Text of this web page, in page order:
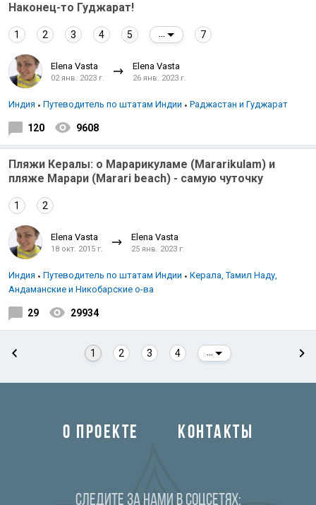
Наконец-то Гуджарат!
1 2 3 4 5 7
Elena Vasta
02 янв. 2023 г.
Elena Vasta
26 янв. 2023 г.
Индия Путеводитель по штатам Индии Раджастан и Гуджарат
120 9608
Пляжи Кералы: о Марарикуламе (Mararikulam) и
пляже Марари (Marari beach) - самую чуточку
1 2
Elena Vasta
18 окт. 2015 г.
Elena Vasta
25 янв. 2023 г.
Индия Путеводитель по штатам Индии
Керала, Тамил Наду,
Андаманские и Никобарские о-ва
29 29934
1 2 3 4
О ПРОЕКТЕ КОНТАКТЫ
Следите за нами в соцсетях: